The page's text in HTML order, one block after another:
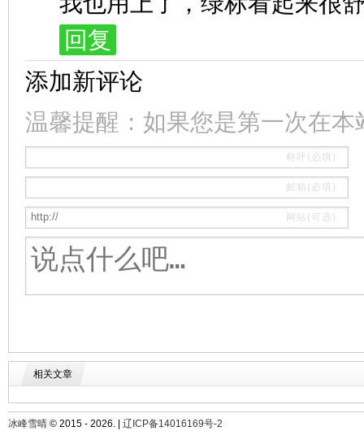
回复
添加新评论
温馨提醒：如果您是第一次在
称呼(必填)
邮箱(必填)
网站(可选)
相关文章
冰峰雪晴 © 2015 - 2026. | 辽ICP备14016169号-2